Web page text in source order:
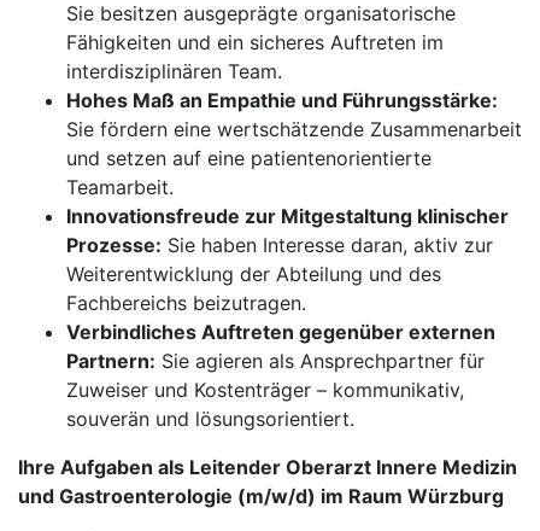
Sie besitzen ausgeprägte organisatorische
Fähigkeiten und ein sicheres Auftreten im
interdisziplinären Team.
Hohes Maß an Empathie und Führungsstärke:
Sie fördern eine wertschätzende Zusammenarbeit
und setzen auf eine patientenorientierte
Teamarbeit.
Innovationsfreude zur Mitgestaltung klinischer
Prozesse: Sie haben Interesse daran, aktiv zur
Weiterentwicklung der Abteilung und des
Fachbereichs beizutragen.
Verbindliches Auftreten gegenüber externen
Partnern: Sie agieren als Ansprechpartner für
Zuweiser und Kostenträger – kommunikativ,
souverän und lösungsorientiert.
Ihre Aufgaben als Leitender Oberarzt Innere Medizin
und Gastroenterologie (m/w/d) im Raum Würzburg